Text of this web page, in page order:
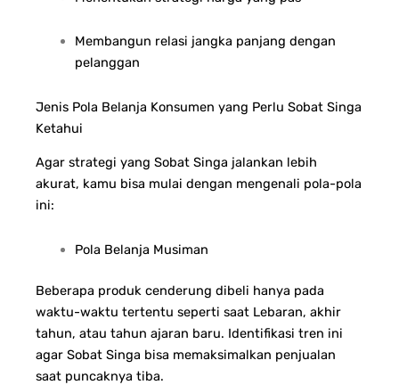
Membangun relasi jangka panjang dengan
pelanggan
Jenis Pola Belanja Konsumen yang Perlu Sobat Singa
Ketahui
Agar strategi yang Sobat Singa jalankan lebih
akurat, kamu bisa mulai dengan mengenali pola-pola
ini:
Pola Belanja Musiman
Beberapa produk cenderung dibeli hanya pada
waktu-waktu tertentu seperti saat Lebaran, akhir
tahun, atau tahun ajaran baru. Identifikasi tren ini
agar Sobat Singa bisa memaksimalkan penjualan
saat puncaknya tiba.